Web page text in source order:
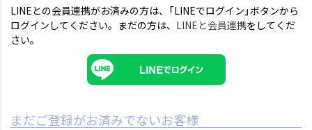
LINEとの会員連携がお済みの方は、「LINEでログイン」ボタンから
ログインしてください。まだの方は、 LINEと会員連携をしてくだ
さい。
まだご登録がお済みでないお客様